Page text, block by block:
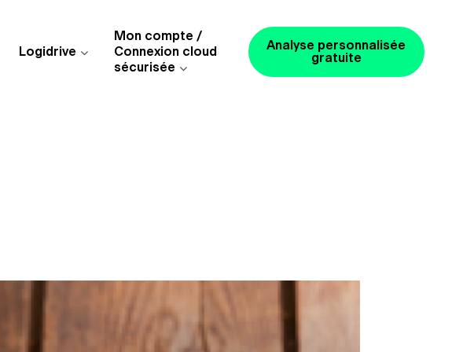
Logidrive
Mon compte /
Connexion cloud
sécurisée
Analyse personnalisée
gratuite